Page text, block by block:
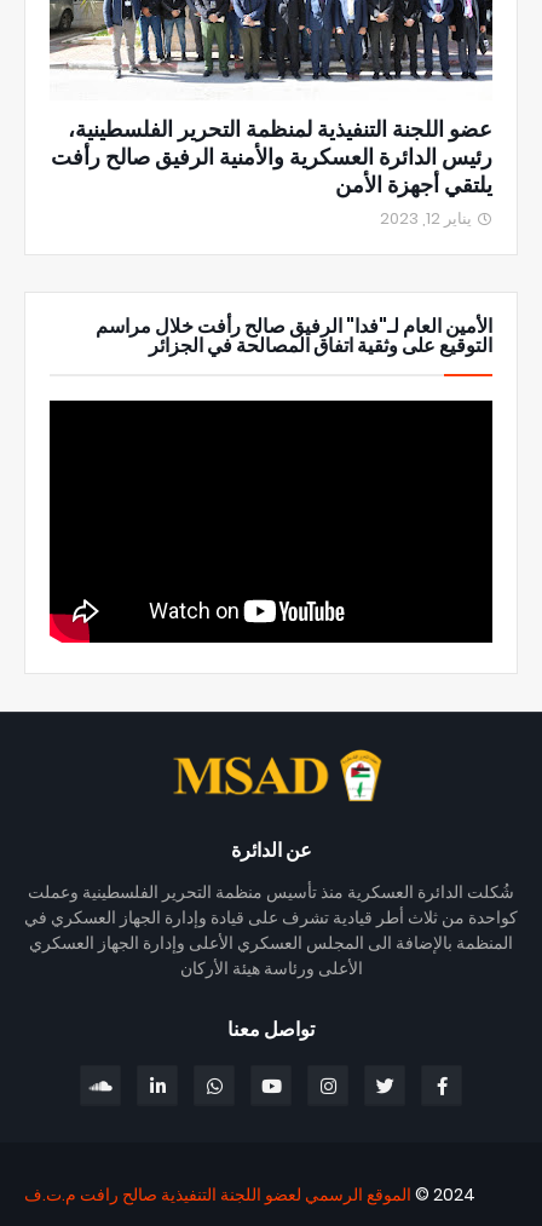
عضو اللجنة التنفيذية لمنظمة التحرير الفلسطينية،
رئيس الدائرة العسكرية والأمنية الرفيق صالح رأفت
يلتقي أجهزة الأمن
يناير 12, 2023
الأمين العام لـ"فدا" الرفيق صالح رأفت خلال مراسم
التوقيع على وثقية اتفاق المصالحة في الجزائر
عن الدائرة
شُكلت الدائرة العسكرية منذ تأسيس منظمة التحرير الفلسطينية وعملت
كواحدة من ثلاث أطر قيادية تشرف على قيادة وإدارة الجهاز العسكري في
المنظمة بالإضافة الى المجلس العسكري الأعلى وإدارة الجهاز العسكري
الأعلى ورئاسة هيئة الأركان
تواصل معنا
2024 © الموقع الرسمي لعضو اللجنة التنفيذية صالح رافت م.ت.ف